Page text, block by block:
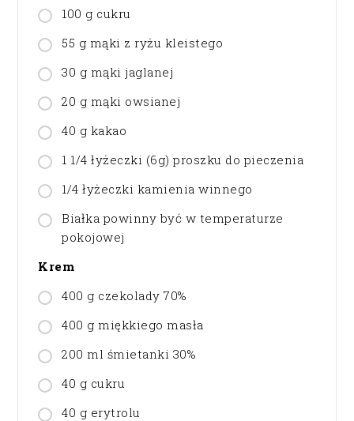
100 g cukru
55 g mąki z ryżu kleistego
30 g mąki jaglanej
20 g mąki owsianej
40 g kakao
1 1/4 łyżeczki (6g) proszku do pieczenia
1/4 łyżeczki kamienia winnego
Białka powinny być w temperaturze
pokojowej
Krem
400 g czekolady 70%
400 g miękkiego masła
200 ml śmietanki 30%
40 g cukru
40 g erytrolu